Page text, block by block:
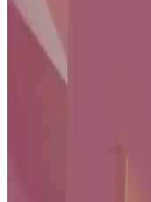
50 inç Philips
Yüksek
Tanımlıyor
Philips'in 50 inçlik